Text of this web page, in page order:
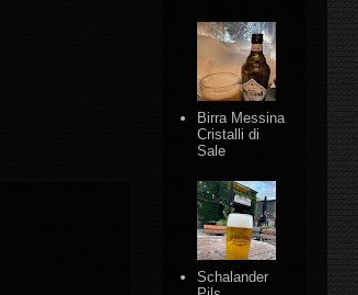
Birra Messina
Cristalli di
Sale
Schalander